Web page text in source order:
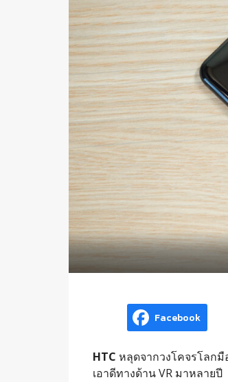
Facebook
HTC หลุดจากวงโคจรโลก
เอาดีทางด้าน VR มาหลายปี